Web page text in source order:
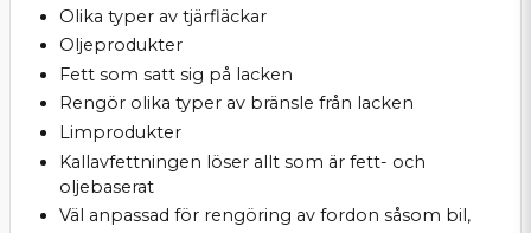
Olika typer av tjärfläckar
Oljeprodukter
Fett som satt sig på lacken
Rengör olika typer av bränsle från lacken
Limprodukter
Kallavfettningen löser allt som är fett- och
oljebaserat
Väl anpassad för rengöring av fordon såsom bil,